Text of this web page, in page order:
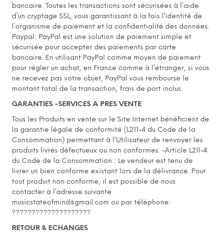
bancaire. Toutes les transactions sont sécurisées à l’aide
d’un cryptage SSL, vous garantissant à la fois l’identité de
l’organisme de paiement et la confidentialité des données.
Paypal: PayPal est une solution de paiement simple et
sécurisée pour accepter des paiements par carte
bancaire. En utilisant PayPal comme moyen de paiement
pour régler un achat, en France comme à l’étranger, si vous
ne recevez pas votre objet, PayPal vous rembourse le
montant total de la transaction, frais de port inclus.
GARANTIES -SERVICES A PRES VENTE
Tous les Produits en vente sur le Site Internet bénéficient de
la garantie légale de conformité (L211-4 du Code de la
Consommation) permettant à l’Utilisateur de renvoyer les
produits livrés défectueux ou non conformes. -Article L2ll-4
du Code de la Consommation : Le vendeur est tenu de
livrer un bien conforme existant lors de la délivrance. Pour
tout produit non conforme, il est possible de nous
contacter à l’adresse suivante
musicstateofmind@gmail.com ou par téléphone:
????????????????????
RETOUR & ECHANGES